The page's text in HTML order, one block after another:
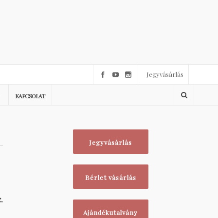
Jegyvásárlás
KAPCSOLAT
Jegyvásárlás
Bérlet vásárlás
Ajándékutalvány